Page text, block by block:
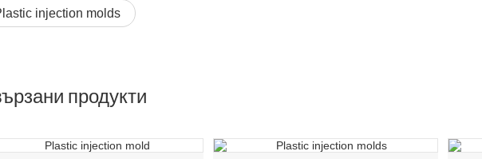
injection molds
продукти